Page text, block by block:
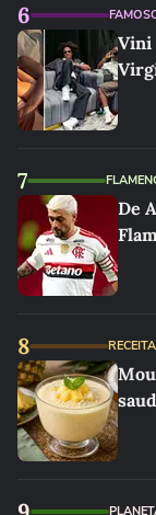
6
Vini
7
De
8